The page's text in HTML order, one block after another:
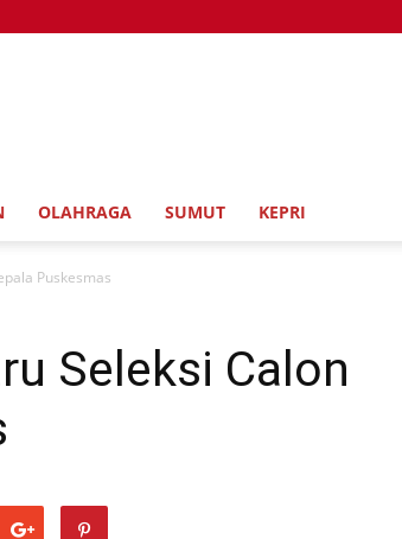
OLAHRAGA SUMUT KEPRI
Puskesmas
Seleksi Calon